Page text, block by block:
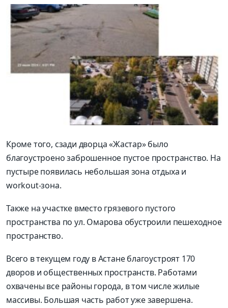
Кроме того, сзади дворца «Жастар» было
благоустроено заброшенное пустое пространство. На
пустыре появилась небольшая зона отдыха и
workout-зона.
Также на участке вместо грязевого пустого
пространства по ул. Омарова обустроили пешеходное
пространство.
Всего в текущем году в Астане благоустроят 170
дворов и общественных пространств. Работами
охвачены все районы города, в том числе жилые
массивы. Большая часть работ уже завершена.